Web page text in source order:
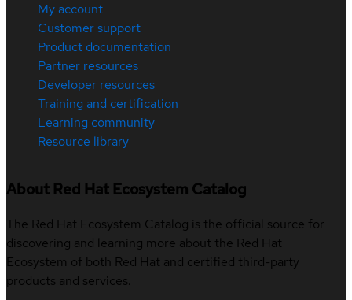
My account
Customer support
Product documentation
Partner resources
Developer resources
Training and certification
Learning community
Resource library
About Red Hat Ecosystem Catalog
The Red Hat Ecosystem Catalog is the official source for
discovering and learning more about the Red Hat
Ecosystem of both Red Hat and certified third-party
products and services.